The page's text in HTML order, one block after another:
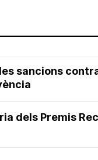
sancions
dels Premis